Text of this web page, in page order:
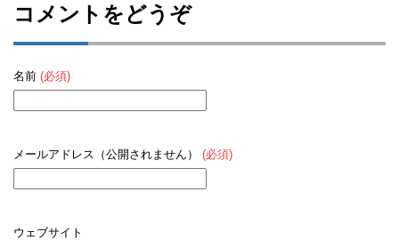
コメントをどうぞ
名前 (必須)
メールアドレス（公開されません） (必須)
ウェブサイト